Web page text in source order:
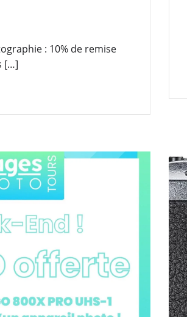
: 10% de remise
[…]